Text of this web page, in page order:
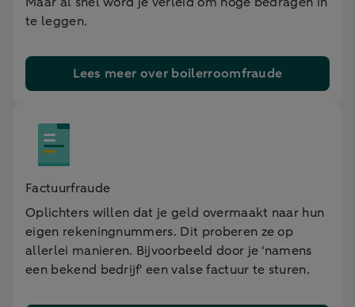
te leggen.
Lees meer over boilerroomfraude
Factuurfraude
Oplichters willen dat je geld overmaakt naar hun
eigen rekeningnummers. Dit proberen ze op
allerlei manieren. Bijvoorbeeld door je 'namens
een bekend bedrijf' een valse factuur te sturen.